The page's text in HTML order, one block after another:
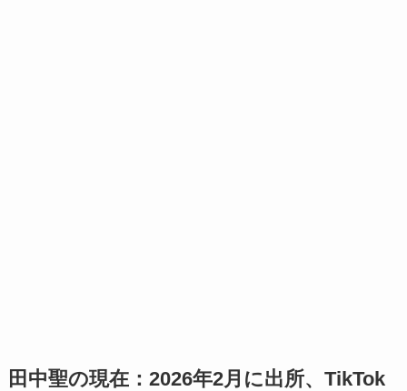
田中聖の現在：2026年2月に出所、TikTok